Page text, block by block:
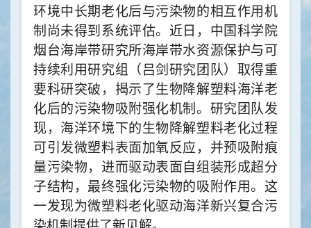
环境中长期老化后与污染物的相互作用机
制 尚未得到系统评估。近日，中国科学院
烟台海岸带研究所海岸带水资源保护与可
持续利用研究组（吕剑研究团队） 取得重
要科研突破 ， 揭示了生物降解塑料海洋老
化后的污染物吸附强化机制。研究团队发
现，海洋环境下的生物降解塑料老化过程
可引发微塑料表面加氧反应，并预吸附痕
量污染物， 进而驱动表面自组装形成超分
子结构， 最终强化污染物的吸附作用。这
一发现为微塑料老化驱动海洋新兴复合污